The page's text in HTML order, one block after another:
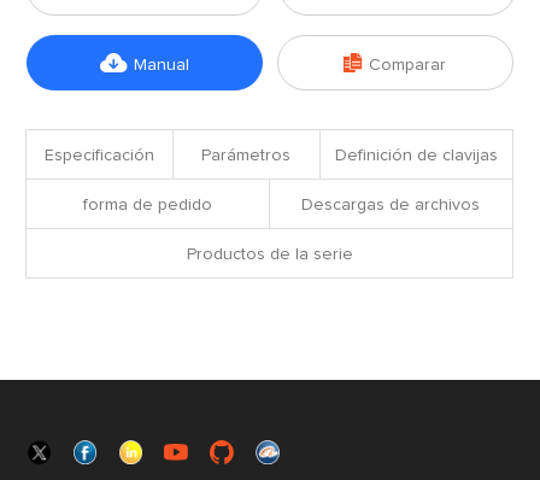
 Manual  Comparar
Especificación Parámetros Definición de clavijas
forma de pedido Descargas de archivos
Productos de la serie